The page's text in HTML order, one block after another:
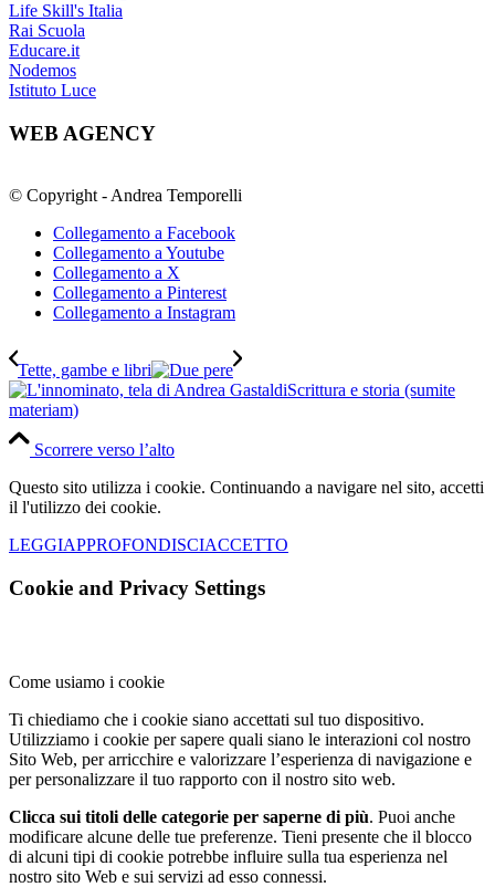
Life Skill's Italia
Rai Scuola
Educare.it
Nodemos
Istituto Luce
WEB AGENCY
© Copyright - Andrea Temporelli
Collegamento a Facebook
Collegamento a Youtube
Collegamento a X
Collegamento a Pinterest
Collegamento a Instagram
Tette, gambe e libri
Scrittura e storia (sumite
materiam)
Scorrere verso l’alto
Questo sito utilizza i cookie. Continuando a navigare nel sito, accetti
il l'utilizzo dei cookie.
LEGGIAPPROFONDISCIACCETTO
Cookie and Privacy Settings
Come usiamo i cookie
Ti chiediamo che i cookie siano accettati sul tuo dispositivo.
Utilizziamo i cookie per sapere quali siano le interazioni col nostro
Sito Web, per arricchire e valorizzare l’esperienza di navigazione e
per personalizzare il tuo rapporto con il nostro sito web.
Clicca sui titoli delle categorie per saperne di più. Puoi anche
modificare alcune delle tue preferenze. Tieni presente che il blocco
di alcuni tipi di cookie potrebbe influire sulla tua esperienza nel
nostro sito Web e sui servizi ad esso connessi.